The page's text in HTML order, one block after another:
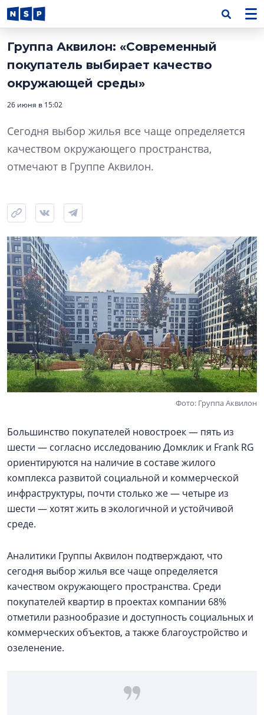
Группа Аквилон: «Современный
покупатель выбирает качество
окружающей среды»
26 июня в 15:02
Сегодня выбор жилья все чаще определяется
качеством окружающего пространства,
отмечают в Группе Аквилон.
Фото: Группа Аквилон
Большинство покупателей новостроек — пять из
шести — согласно исследованию Домклик и Frank RG
ориентируются на наличие в составе жилого
комплекса развитой социальной и коммерческой
инфраструктуры, почти столько же — четыре из
шести — хотят жить в экологичной и устойчивой
среде.
Аналитики Группы Аквилон подтверждают, что
сегодня выбор жилья все чаще определяется
качеством окружающего пространства. Среди
покупателей квартир в проектах компании 68%
отметили разнообразие и доступность социальных и
коммерческих объектов, а также благоустройство и
озеленение.